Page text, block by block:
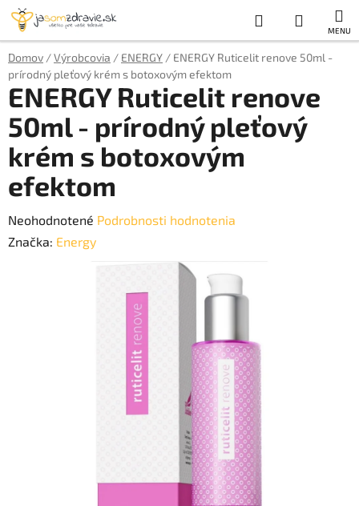
Prejsť
obsah
Hľadať
KOŠÍK
Domov /Výrobcovia / ENERGY / ENERGY Ruticelit renove 50ml -
prírodný pleťový krém s botoxovým efektom
ENERGY Ruticelit renove
50ml - prírodný pleťový
krém s botoxovým
efektom
Priemerné
hodnotenie
Neohodnotené Podrobnosti hodnotenia
Značka: Energy